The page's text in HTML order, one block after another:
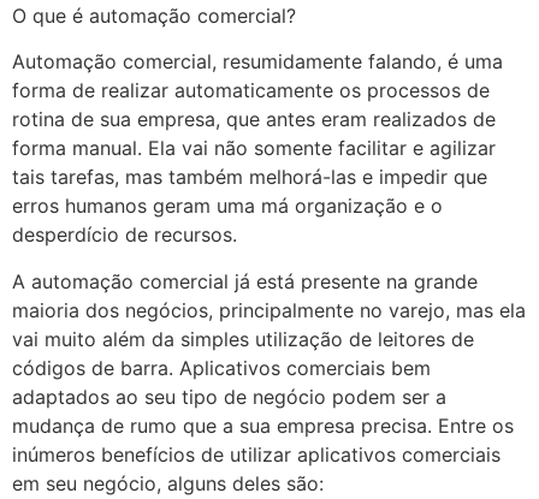
O que é automação comercial?
Automação comercial, resumidamente falando, é uma
forma de realizar automaticamente os processos de
rotina de sua empresa, que antes eram realizados de
forma manual. Ela vai não somente facilitar e agilizar
tais tarefas, mas também melhorá-las e impedir que
erros humanos geram uma má organização e o
desperdício de recursos.
A automação comercial já está presente na grande
maioria dos negócios, principalmente no varejo, mas ela
vai muito além da simples utilização de leitores de
códigos de barra. Aplicativos comerciais bem
adaptados ao seu tipo de negócio podem ser a
mudança de rumo que a sua empresa precisa. Entre os
inúmeros benefícios de utilizar aplicativos comerciais
em seu negócio, alguns deles são: